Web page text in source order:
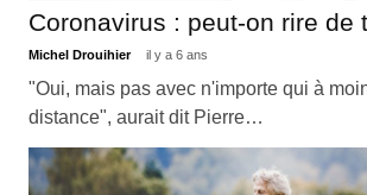
Coronavirus : peut-on rire de
Michel Drouihier il y a 6 ans
"Oui, mais pas avec n'importe qui à
distance", aurait dit Pierre…